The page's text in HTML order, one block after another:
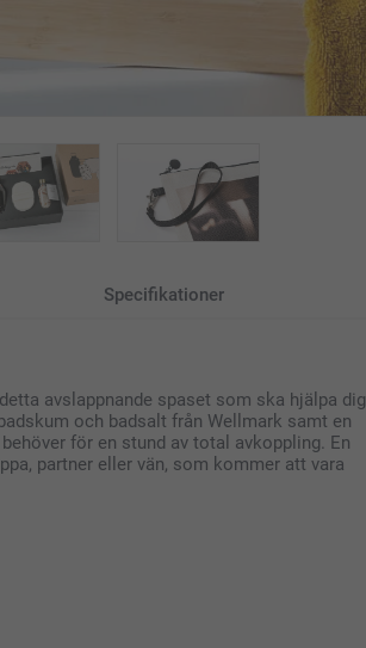
Specifikationer
avslappnande spaset som ska hjälpa dig
och badsalt från Wellmark samt en
för en stund av total avkoppling. En
partner eller vän, som kommer att vara